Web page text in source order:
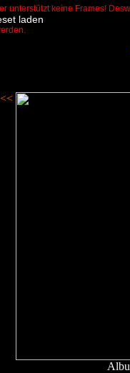
unterstützt keine Frames!
laden
<<